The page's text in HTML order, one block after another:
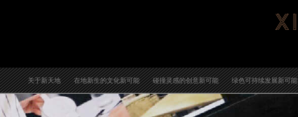
关于新天地 在地新生的文化新可能 碰撞灵感的创意新可能 绿色可持续发展新可能